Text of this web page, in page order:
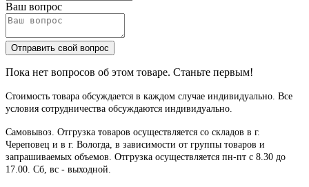
Ваш вопрос
Отправить свой вопрос
Пока нет вопросов об этом товаре. Станьте первым!
Стоимость товара обсуждается в каждом случае индивидуально. Все
условия сотрудничества обсуждаются индивидуально.
Самовывоз. Отгрузка товаров осуществляется со складов в г.
Череповец и в г. Вологда, в зависимости от группы товаров и
запрашиваемых объемов. Отгрузка осуществляется пн-пт с 8.30 до
17.00. Сб, вс - выходной.